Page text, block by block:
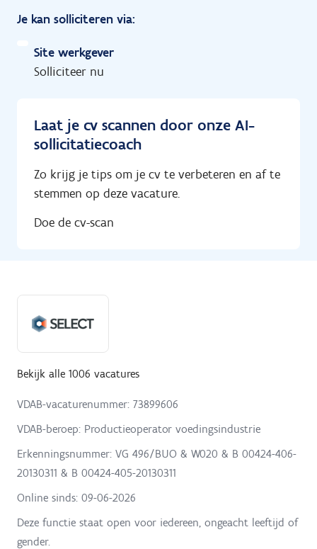
Je kan solliciteren via:
Site werkgever
Solliciteer nu
Laat je cv scannen door onze AI-
sollicitatiecoach
Zo krijg je tips om je cv te verbeteren en af te
stemmen op deze vacature.
Doe de cv-scan
Bekijk alle 1006 vacatures
VDAB-vacaturenummer: 73899606
VDAB-beroep: Productieoperator voedingsindustrie
Erkenningsnummer: VG 496/BUO & W020 & B 00424-406-
20130311 & B 00424-405-20130311
Online sinds: 09-06-2026
Deze functie staat open voor iedereen, ongeacht leeftijd of
gender.